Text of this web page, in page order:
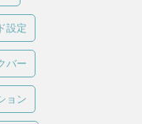
設定
バー
ョン